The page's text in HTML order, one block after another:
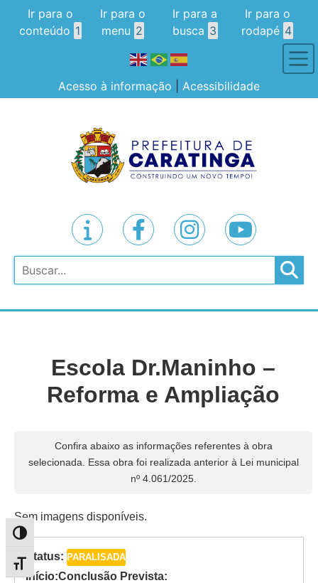
Alternar alto contraste
Alternar tamanho da fonte
Ir para o
conteúdo 1
Ir para o
menu 2
Ir para a
busca 3
Ir para o
rodapé 4
Acesso à informação Acessibilidade
Pesquisar
Escola Dr.Maninho –
Reforma e Ampliação
Confira abaixo as informações referentes à obra
selecionada. Essa obra foi realizada anterior à Lei municipal
nº 4.061/2025.
Sem imagens disponíveis.
Status: PARALISADA
Início:Conclusão Prevista: